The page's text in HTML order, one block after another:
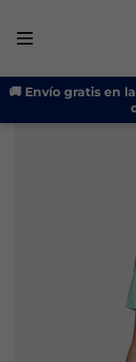
🚚 Envío gratis en